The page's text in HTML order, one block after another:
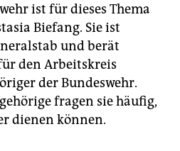
ist für dieses Thema
Biefang. Sie ist
und berät
den Arbeitskreis
der Bundeswehr.
fragen sie häufig,
dienen können.